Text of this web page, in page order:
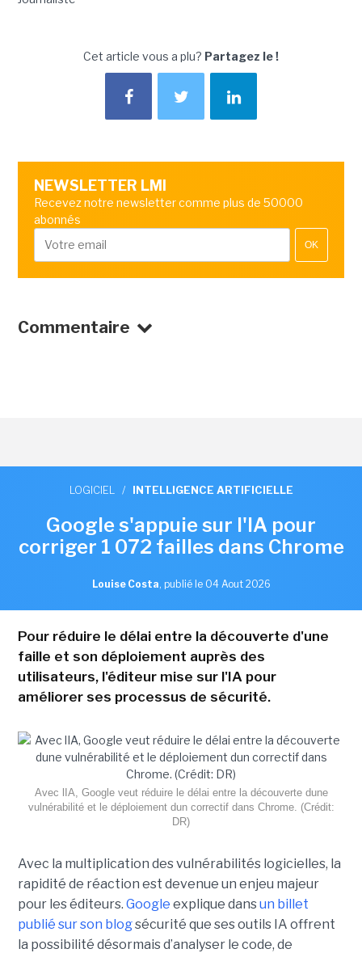
Cet article vous a plu? Partagez le !
NEWSLETTER LMI
Recevez notre newsletter comme plus de 50000
abonnés
OK
Commentaire
LOGICIEL / INTELLIGENCE ARTIFICIELLE
Google s'appuie sur l'IA pour
corriger 1 072 failles dans Chrome
Louise Costa, publié le 04 Aout 2026
Pour réduire le délai entre la découverte d'une
faille et son déploiement auprès des
utilisateurs, l'éditeur mise sur l'IA pour
améliorer ses processus de sécurité.
Avec lIA, Google veut réduire le délai entre la découverte dune
vulnérabilité et le déploiement dun correctif dans Chrome. (Crédit:
DR)
Avec la multiplication des vulnérabilités logicielles, la
rapidité de réaction est devenue un enjeu majeur
pour les éditeurs. Google explique dansun billet
publié sur son blogsécurité que ses outils IA offrent
la possibilité désormais d’analyser le code, de